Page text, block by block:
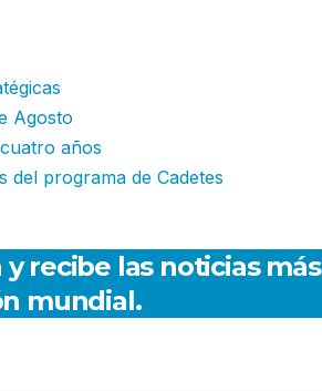
Agosto
años
del programa de Cadetes
recibe las noticias más
mundial.